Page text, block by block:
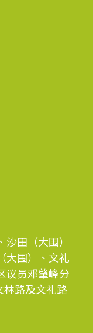
田（大围）
大围）、文礼
议员邓肇峰分
林路及文礼路